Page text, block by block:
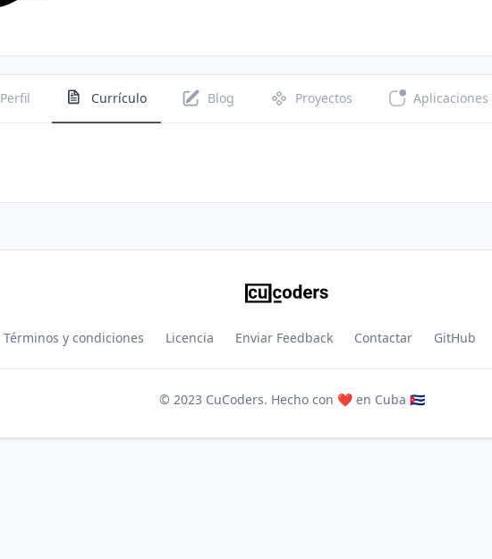
Perfil Currículo Blog Proyectos Aplicaciones
Términos y condiciones Licencia Enviar Feedback Contactar GitHub
© 2023 CuCoders. Hecho con ❤️ en Cuba 🇨🇺